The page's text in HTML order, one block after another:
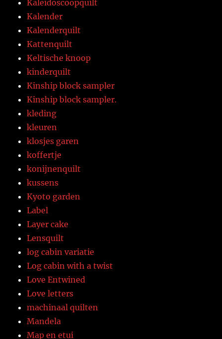
Kaleidoscoopquilt
Kalender
Kalenderquilt
Kattenquilt
Keltische knoop
kinderquilt
Kinship block sampler
Kinship block sampler.
kleding
kleuren
klosjes garen
koffertje
konijnenquilt
kussens
Kyoto garden
Label
Layer cake
Lensquilt
log cabin variatie
Log cabin with a twist
Love Entwined
Love letters
machinaal quilten
Mandela
Map en etui